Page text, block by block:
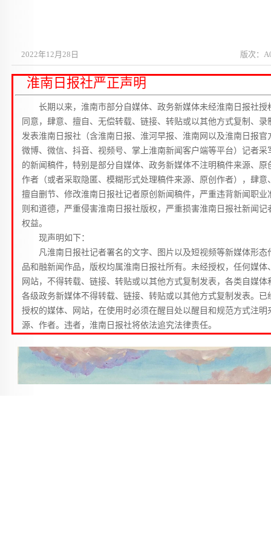
版次：
2022年12月28日
淮南日报社严正声明
长期以来，淮南市部分自媒体、政务新媒体未经淮南日报社授
同意，肆意、擅自、无偿转载、链接、转贴或以其他方式复制、录
发表淮南日报社（含淮南日报、淮河早报、淮南网以及淮南日报官
微博、微信、抖音、视频号、掌上淮南新闻客户端等平台）记者采
的新闻稿件，特别是部分自媒体、政务新媒体不注明稿件来源、原
作者（或者采取隐匿、模糊形式处理稿件来源、原创作者），肆意、
擅自删节、修改淮南日报社记者原创新闻稿件，严重违背新闻职业
则和道德，严重侵害淮南日报社版权，严重损害淮南日报社新闻记
权益。
现声明如下：
凡淮南日报社记者署名的文字、图片以及短视频等新媒体形态
品和融新闻作品，版权均属淮南日报社所有。未经授权，任何媒体、
网站，不得转载、链接、转贴或以其他方式复制发表，各类自媒体
各级政务新媒体不得转载、链接、转贴或以其他方式复制发表。已
授权的媒体、网站，在使用时必须在醒目处以醒目和规范方式注明
源、作者。违者，淮南日报社将依法追究法律责任。